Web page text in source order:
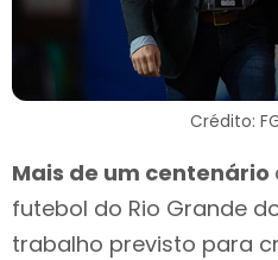
Crédito:
Mais de um centenário
futebol do Rio Grande
trabalho previsto para